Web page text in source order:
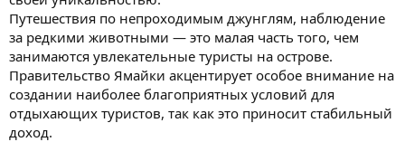
Путешествия по непроходимым джунглям, наблюдение
за редкими животными — это малая часть того, чем
занимаются увлекательные туристы на острове.
Правительство Ямайки акцентирует особое внимание на
создании наиболее благоприятных условий для
отдыхающих туристов, так как это приносит стабильный
доход.